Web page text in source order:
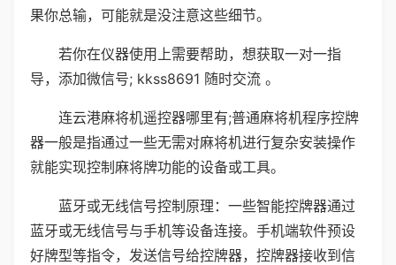
果你总输，可能就是没注意这些细节。
若你在仪器使用上需要帮助，想获取一对一指
导，添加微信号; kkss8691 随时交流 。
连云港麻将机遥控器哪里有;普通麻将机程序控牌
器一般是指通过一些无需对麻将机进行复杂安装操作
就能实现控制麻将牌功能的设备或工具。
蓝牙或无线信号控制原理：一些智能控牌器通过
蓝牙或无线信号与手机等设备连接。手机端软件预设
好牌型等指令，发送信号给控牌器，控牌器接收到信